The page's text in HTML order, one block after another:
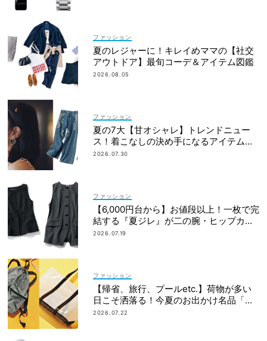
ファッション
夏のレジャーに！キレイめママの【社交
アウトドア】最旬コーデ＆アイテム図鑑
2026.08.05
ファッション
夏の7大【甘オシャレ】トレンドニュー
ス！着こなしの決め手になるアイテムが
勢揃い
2026.07.30
ファッション
【6,000円台から】お値段以上！一枚で完
結する『夏ジレ』が二の腕・ヒップカバ
ーに大活躍
2026.07.19
ファッション
【帰省、旅行、プールetc.】荷物が多い
日こそ洒落る！今夏のお出かけ名品「ト
ート＆リュック」５選
2026.07.22